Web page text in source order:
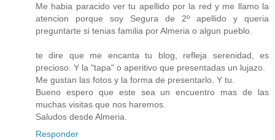
Me habia paracido ver tu apellido por la red y me llamo la
atencion porque soy Segura de 2º apellido y queria
preguntarte si tenias familia por Almeria o algun pueblo.
te dire que me encanta tu blog, refleja serenidad, es
precioso. Y la "tapa" o aperitivo que presentadas un lujazo.
Me gustan las fotos y la forma de presentarlo. Y tu.
Bueno espero que este sea un encuentro mas de las
muchas visitas que nos haremos.
Saludos desde Almeria.
Responder